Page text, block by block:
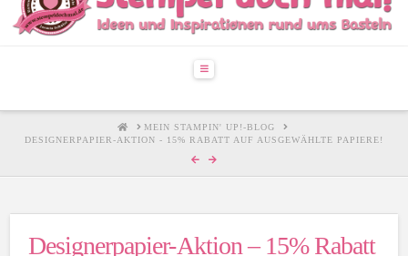
Navigation
HOMEMEIN STAMPIN' UP!-BLOG
DESIGNERPAPIER-AKTION - 15% RABATT AUF AUSGEWÄHLTE PAPIERE!
Designerpapier-Aktion – 15% Rabatt